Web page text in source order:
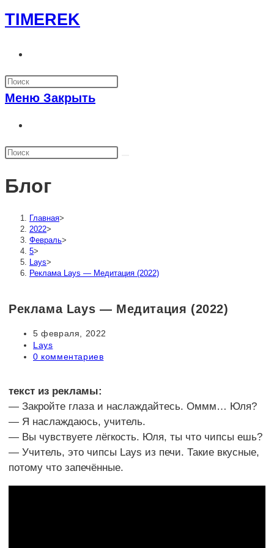
Перейти
к
TIMEREK
по
веб-
Меню Закрыть
по
сайту
Блог
Главная>
2022>
Февраль>
5>
Lays>
Реклама Lays — Медитация (2022)
Реклама Lays — Медитация (2022)
Запись
опубликована:
5 февраля, 2022
Рубрика
записи:
Lays
Комментарии
0 комментариев
текст из рекламы:
— Закройте глаза и наслаждайтесь. Оммм… Юля?
— Я наслаждаюсь, учитель.
— Вы чувствуете лёгкость. Юля, ты что чипсы ешь?
— Учитель, это чипсы Lays из печи. Такие вкусные,
потому что запечённые.